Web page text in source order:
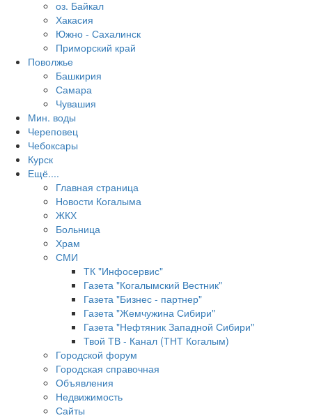
оз. Байкал
Хакасия
Южно - Сахалинск
Приморский край
Поволжье
Башкирия
Самара
Чувашия
Мин. воды
Череповец
Чебоксары
Курск
Ещё....
Главная страница
Новости Когалыма
ЖКХ
Больница
Храм
СМИ
ТК "Инфосервис"
Газета "Когалымский Вестник"
Газета "Бизнес - партнер"
Газета "Жемчужина Сибири"
Газета "Нефтяник Западной Сибири"
Твой ТВ - Канал (ТНТ Когалым)
Городской форум
Городская справочная
Объявления
Недвижимость
Сайты